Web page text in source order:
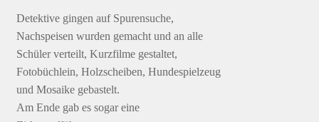
Detektive gingen auf Spurensuche,
Nachspeisen wurden gemacht und an alle
Schüler verteilt, Kurzfilme gestaltet,
Fotobüchlein, Holzscheiben, Hundespielzeug
und Mosaike gebastelt.
Am Ende gab es sogar eine